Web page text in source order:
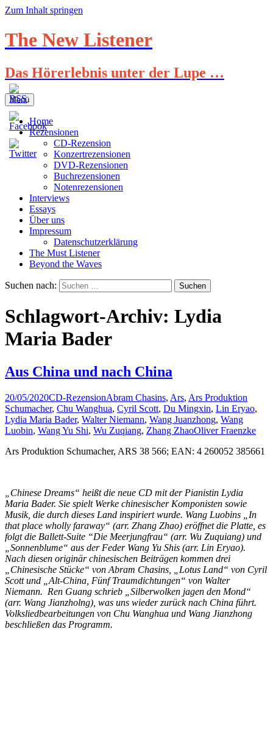
Zum Inhalt springen
The New Listener
Das Hörerlebnis unter der Lupe …
Menü
Home
Rezensionen
CD-Rezension
Konzertrezensionen
DVD-Rezensionen
Buchrezensionen
Notenrezensionen
Interviews
Essays
Über uns
Impressum
Datenschutzerklärung
The Must Listener
Beyond the Waves
Suchen nach:
Schlagwort-Archiv: Lydia
Maria Bader
Aus China und nach China
20/05/2020CD-RezensionAbram Chasins, Ars, Ars Produktion
Schumacher, Chu Wanghua, Cyril Scott, Du Mingxin, Lin Eryao,
Lydia Maria Bader, Walter Niemann, Wang Juanzhong, Wang
Luobin, Wang Yu Shi, Wu Zuqiang, Zhang ZhaoOliver Fraenzke
Ars Produktion Schumacher, ARS 38 566; EAN: 4 260052 385661
„Chinese Dreams“ heißt die neue CD mit der Pianistin Lydia
Maria Bader. Sie spielt Werke chinesischer Komponisten sowie
Musik, die durch dieses Land inspiriert wurde. Wang Luobins „In
that place wholly faraway“ (arr. Zhang Zhao) eröffnet die Platte, es
folgt die Ballett-Suite “Die Meerjungfrau“ (arr. Wu Zuquiang) und
„Sonnenblume“ aus der Feder Wang Yu Shis (arr. Lin Eryao).
Nach diesen originär chinesischen Beiträgen kommen drei
„Chinesische Stücke“ von Abram Chasins, „Lotus Land“ von Cyril
Scott und „Alt-China, Fünf Traumdichtungen“ von Walter
Niemann. Ren Guang schrieb „Silberwolken jagen den Mond“
(arr. Wang Jianzholng), was uns wieder zurück nach China führt.
Volksliedbearbeitungen von Chu Wanghua und Wang Jianzhong
beschließen das Programm.